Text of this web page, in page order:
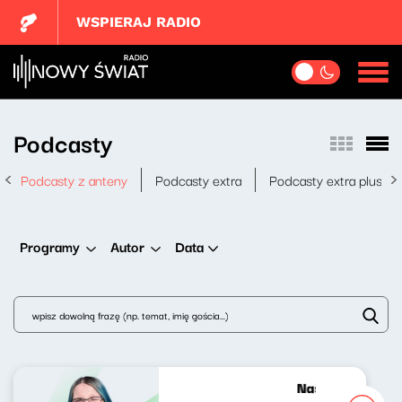
WSPIERAJ RADIO
Podcasty
Podcasty z anteny Podcasty extra Podcasty extra plus
Programy Autor Data
Nasze nocne